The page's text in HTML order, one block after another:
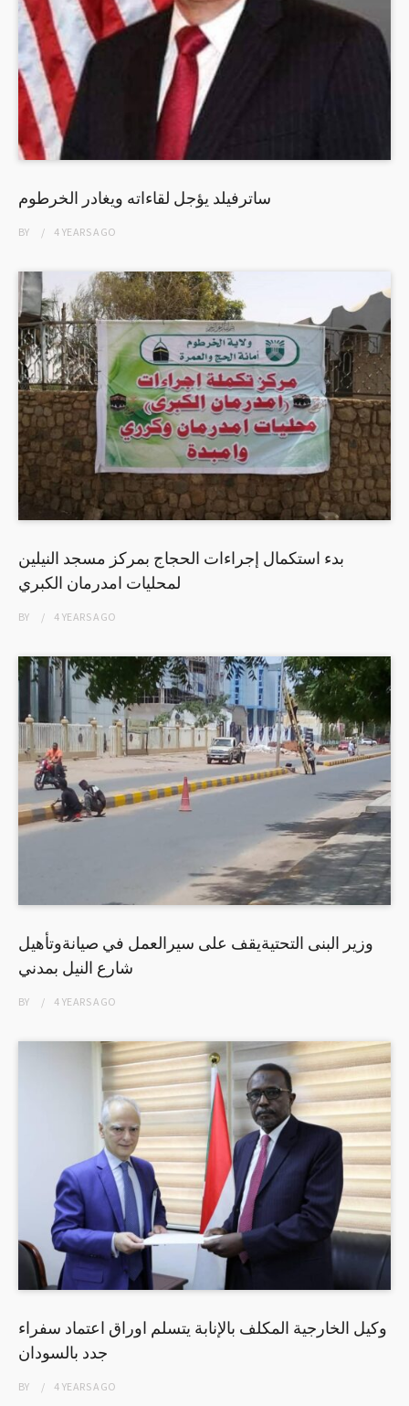
ساترفيلد يؤجل لقاءاته ويغادر الخرطوم
BY 4 YEARSAGO
بدء استكمال إجراءات الحجاج بمركز مسجد النيلين
لمحليات امدرمان الكبري
BY 4 YEARSAGO
وزير البنى التحتيةيقف على سيرالعمل في صيانةوتأهيل
شارع النيل بمدني
BY 4 YEARSAGO
وكيل الخارجية المكلف بالإنابة يتسلم اوراق اعتماد سفراء
جدد بالسودان
BY 4 YEARSAGO